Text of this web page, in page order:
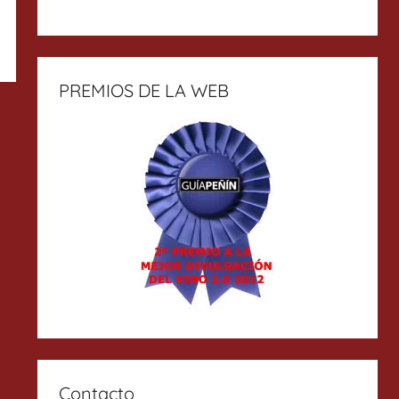
PREMIOS DE LA WEB
Contacto